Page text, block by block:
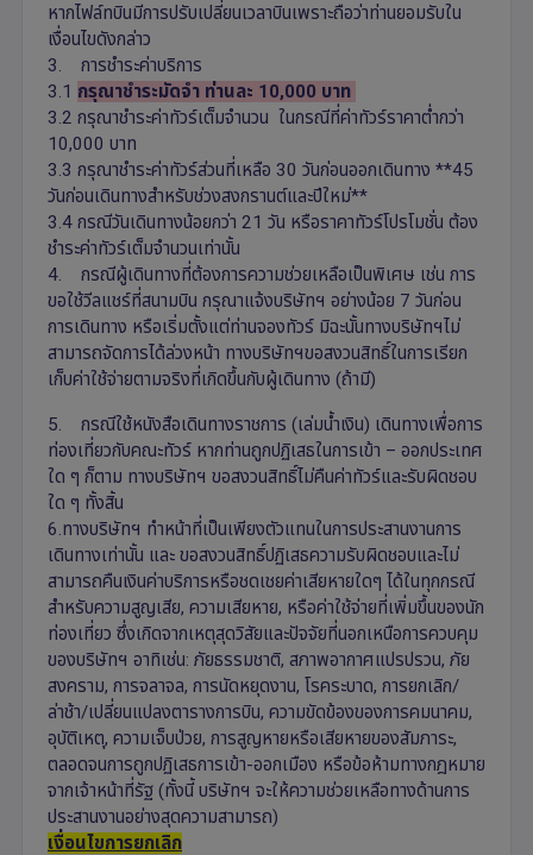
หากไฟล์ทบินมีการปรับเปลี่ยนเวลาบินเพราะถือว่าท่านยอมรับใน
เงื่อนไขดังกล่าว
3. การชำระค่าบริการ
3.1 กรุณาชำระมัดจำ ท่านละ 10,000 บาท
3.2 กรุณาชำระค่าทัวร์เต็มจำนวน ในกรณีที่ค่าทัวร์ราคาต่ำกว่า
10,000 บาท
3.3 กรุณาชำระค่าทัวร์ส่วนที่เหลือ 30 วันก่อนออกเดินทาง **45
วันก่อนเดินทางสำหรับช่วงสงกรานต์และปีใหม่**
3.4 กรณีวันเดินทางน้อยกว่า 21 วัน หรือราคาทัวร์โปรโมชั่น ต้อง
ชำระค่าทัวร์เต็มจำนวนเท่านั้น
4. กรณีผู้เดินทางที่ต้องการความช่วยเหลือเป็นพิเศษ เช่น การ
ขอใช้วีลแชร์ที่สนามบิน กรุณาแจ้งบริษัทฯ อย่างน้อย 7 วันก่อน
การเดินทาง หรือเริ่มตั้งแต่ท่านจองทัวร์ มิฉะนั้นทางบริษัทฯไม่
สามารถจัดการได้ล่วงหน้า ทางบริษัทฯขอสงวนสิทธิ์ในการเรียก
เก็บค่าใช้จ่ายตามจริงที่เกิดขึ้นกับผู้เดินทาง (ถ้ามี)
5. กรณีใช้หนังสือเดินทางราชการ (เล่มน้ำเงิน) เดินทางเพื่อการ
ท่องเที่ยวกับคณะทัวร์ หากท่านถูกปฏิเสธในการเข้า – ออกประเทศ
ใด ๆ ก็ตาม ทางบริษัทฯ ขอสงวนสิทธิ์ไม่คืนค่าทัวร์และรับผิดชอบ
ใด ๆ ทั้งสิ้น
6.ทางบริษัทฯ ทำหน้าที่เป็นเพียงตัวแทนในการประสานงานการ
เดินทางเท่านั้น และ ขอสงวนสิทธิ์ปฏิเสธความรับผิดชอบและไม่
สามารถคืนเงินค่าบริการหรือชดเชยค่าเสียหายใดๆ ได้ในทุกกรณี
สำหรับความสูญเสีย, ความเสียหาย, หรือค่าใช้จ่ายที่เพิ่มขึ้นของนัก
ท่องเที่ยว ซึ่งเกิดจากเหตุสุดวิสัยและปัจจัยที่นอกเหนือการควบคุม
ของบริษัทฯ อาทิเช่น: ภัยธรรมชาติ, สภาพอากาศแปรปรวน, ภัย
สงคราม, การจลาจล, การนัดหยุดงาน, โรคระบาด, การยกเลิก/
ล่าช้า/เปลี่ยนแปลงตารางการบิน, ความขัดข้องของการคมนาคม,
อุบัติเหตุ, ความเจ็บป่วย, การสูญหายหรือเสียหายของสัมภาระ,
ตลอดจนการถูกปฏิเสธการเข้า-ออกเมือง หรือข้อห้ามทางกฎหมาย
จากเจ้าหน้าที่รัฐ (ทั้งนี้ บริษัทฯ จะให้ความช่วยเหลือทางด้านการ
ประสานงานอย่างสุดความสามารถ)
เงื่อนไขการยกเลิก